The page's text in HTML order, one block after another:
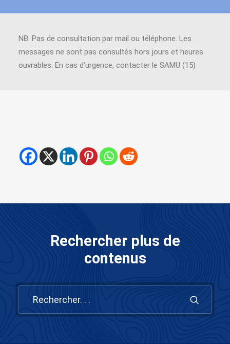
NB: Pas de consultation par mail ou téléphone. Les
messages ne sont pas consultés hors jours et heures
ouvrables. En cas d’urgence, contacter le SAMU (15)
Rechercher plus de
contenus